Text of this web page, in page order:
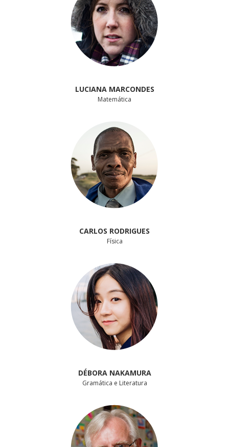
LUCIANA MARCONDES
Matemática
CARLOS RODRIGUES
Física
DÉBORA NAKAMURA
Gramática e Literatura